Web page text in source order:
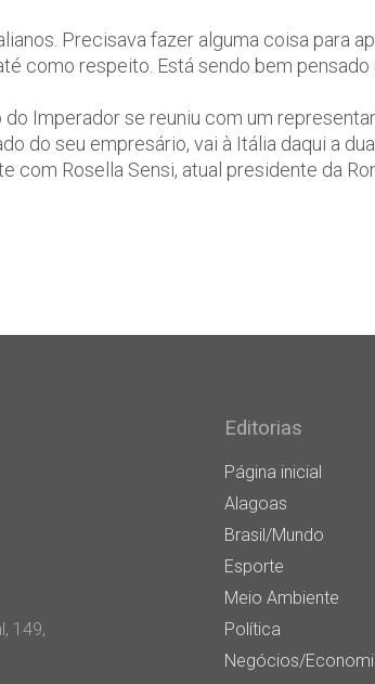
Precisava fazer alguma coisa para
como respeito. Está sendo bem
Imperador se reuniu com um
do seu empresário, vai à Itália daqui a
Rosella Sensi, atual presidente da
149,
Editorias
Página inicial
Alagoas
Brasil/Mundo
Esporte
Meio Ambiente
Política
Negócios/